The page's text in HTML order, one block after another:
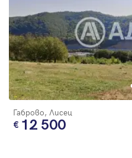
Габрово, Лисец
12 500